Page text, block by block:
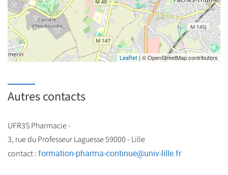
Leaflet | © OpenStreetMap contributors
Autres contacts
UFR3S Pharmacie -
3, rue du Professeur Laguesse 59000 - Lille
contact :formation-pharma-continue@univ-lille.fr